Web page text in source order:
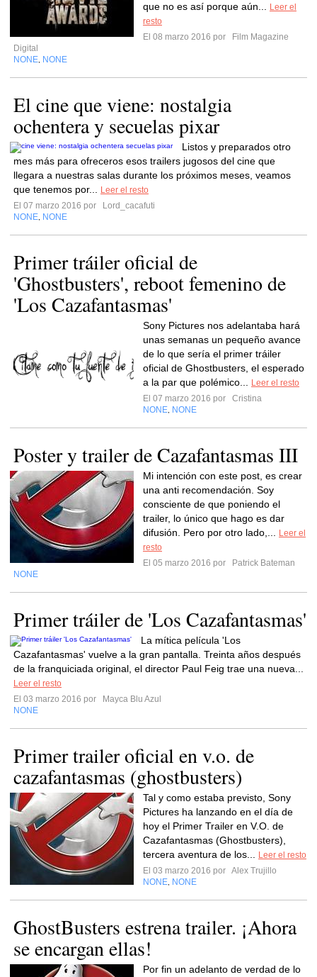
que no es así porque aún...
Leer el
resto
El 08 marzo 2016 por
Film Magazine
Digital
NONE NONE
El cine que viene: nostalgia
ochentera y secuelas pixar
Listos y preparados otro
mes más para ofreceros esos trailers jugosos del cine que
llegara a nuestras salas durante los próximos meses, veamos
que tenemos por...
Leer el resto
El 07 marzo 2016 por
Lord_cacafuti
NONE NONE
Primer tráiler oficial de
'Ghostbusters', reboot femenino de
'Los Cazafantasmas'
Sony Pictures nos adelantaba hará
unas semanas un pequeño avance
de lo que sería el primer tráiler
oficial de Ghostbusters, el esperado
a la par que polémico...
Leer el resto
El 07 marzo 2016 por
Cristina
NONE NONE
Poster y trailer de Cazafantasmas III
Mi intención con este post, es crear
una anti recomendación. Soy
consciente de que poniendo el
trailer, lo único que hago es dar
difusión. Pero por otro lado,...
Leer el
resto
El 05 marzo 2016 por
Patrick Bateman
NONE
Primer tráiler de 'Los Cazafantasmas'
La mítica película 'Los
Cazafantasmas' vuelve a la gran pantalla. Treinta años después
de la franquiciada original, el director Paul Feig trae una nueva...
Leer el resto
El 03 marzo 2016 por
Mayca Blu Azul
NONE
Primer trailer oficial en v.o. de
cazafantasmas (ghostbusters)
Tal y como estaba previsto, Sony
Pictures ha lanzando en el día de
hoy el Primer Trailer en V.O. de
Cazafantasmas (Ghostbusters),
tercera aventura de los...
Leer el resto
El 03 marzo 2016 por Alex Trujillo
NONE NONE
GhostBusters estrena trailer. ¡Ahora
se encargan ellas!
Por fin un adelanto de verdad de lo